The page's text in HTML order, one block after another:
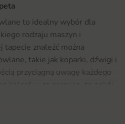
to idealny wybór dla
rodzaju maszyn i
znaleźć można
takie jak koparki, dźwigi i
przyciągną uwagę każdego
i przyjazny. Dzieci będą